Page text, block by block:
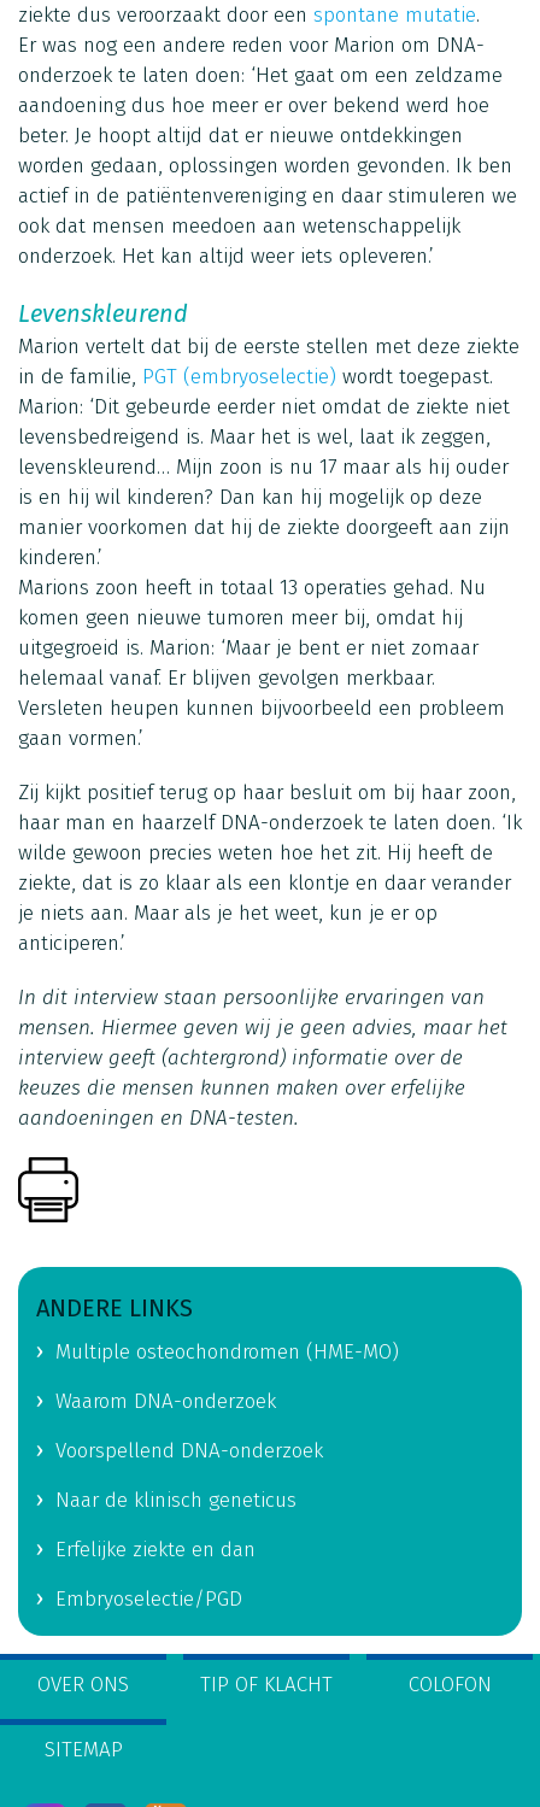
ziekte dus veroorzaakt door een spontane mutatie.
Er was nog een andere reden voor Marion om DNA-
onderzoek te laten doen: ‘Het gaat om een zeldzame
aandoening dus hoe meer er over bekend werd hoe
beter. Je hoopt altijd dat er nieuwe ontdekkingen
worden gedaan, oplossingen worden gevonden. Ik ben
actief in de patiëntenvereniging en daar stimuleren we
ook dat mensen meedoen aan wetenschappelijk
onderzoek. Het kan altijd weer iets opleveren.’
Levenskleurend
Marion vertelt dat bij de eerste stellen met deze ziekte
in de familie, PGT (embryoselectie) wordt toegepast.
Marion: ‘Dit gebeurde eerder niet omdat de ziekte niet
levensbedreigend is. Maar het is wel, laat ik zeggen,
levenskleurend… Mijn zoon is nu 17 maar als hij ouder
is en hij wil kinderen? Dan kan hij mogelijk op deze
manier voorkomen dat hij de ziekte doorgeeft aan zijn
kinderen.’
Marions zoon heeft in totaal 13 operaties gehad. Nu
komen geen nieuwe tumoren meer bij, omdat hij
uitgegroeid is. Marion: ‘Maar je bent er niet zomaar
helemaal vanaf. Er blijven gevolgen merkbaar.
Versleten heupen kunnen bijvoorbeeld een probleem
gaan vormen.’
Zij kijkt positief terug op haar besluit om bij haar zoon,
haar man en haarzelf DNA-onderzoek te laten doen. ‘Ik
wilde gewoon precies weten hoe het zit. Hij heeft de
ziekte, dat is zo klaar als een klontje en daar verander
je niets aan. Maar als je het weet, kun je er op
anticiperen.’
In dit interview staan persoonlijke ervaringen van
mensen. Hiermee geven wij je geen advies, maar het
interview geeft (achtergrond) informatie over de
keuzes die mensen kunnen maken over erfelijke
aandoeningen en DNA-testen.
ANDERE LINKS
Multiple osteochondromen (HME-MO)
Waarom DNA-onderzoek
Voorspellend DNA-onderzoek
Naar de klinisch geneticus
Erfelijke ziekte en dan
Embryoselectie/PGD
OVER ONS TIP OF KLACHT COLOFON
SITEMAP